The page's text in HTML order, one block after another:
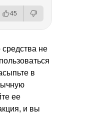
45
средства не
в
ее
и вы